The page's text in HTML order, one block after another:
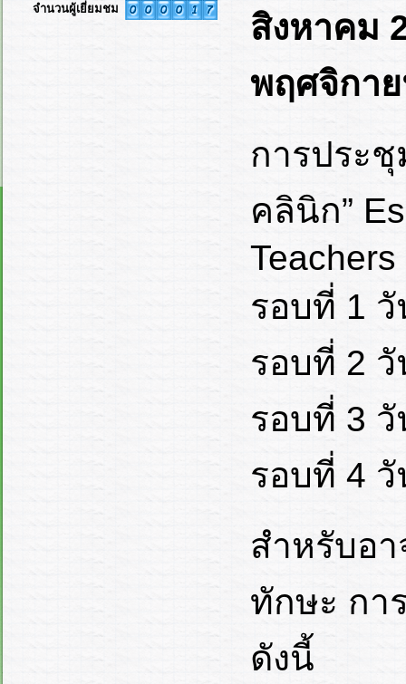
จำนวนผู้เยี่ยมชม
สิงหาคม
พฤศจิกา
การประ
คลินิก”
Teachers
รอบที่ 1
รอบที่ 2
รอบที่ 3
รอบที่ 4
สำหรับอ
ทักษะ กา
ดังนี้